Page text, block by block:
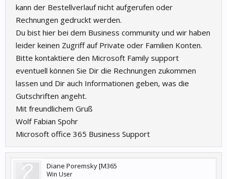
kann der Bestellverlauf nicht aufgerufen oder
Rechnungen gedruckt werden.
Du bist hier bei dem Business community und wir haben
leider keinen Zugriff auf Private oder Familien Konten.
Bitte kontaktiere den Microsoft Family support
eventuell können Sie Dir die Rechnungen zukommen
lassen und Dir auch Informationen geben, was die
Gutschriften angeht.
Mit freundlichem Gruß
Wolf Fabian Spohr
Microsoft office 365 Business Support
Diane Poremsky [M365
Win User